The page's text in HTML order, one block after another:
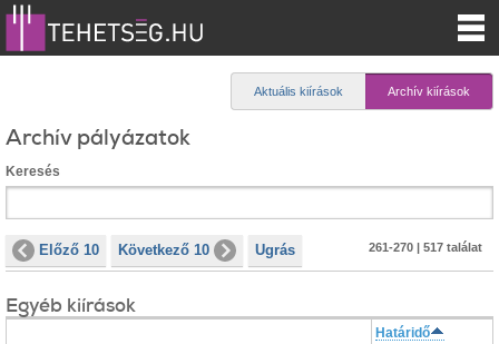
Aktuális kiírások Archív kiírások
Archív pályázatok
Keresés
Előző 10 Következő 10 Ugrás 261-270 | 517 találat
Egyéb kiírások
Határidő